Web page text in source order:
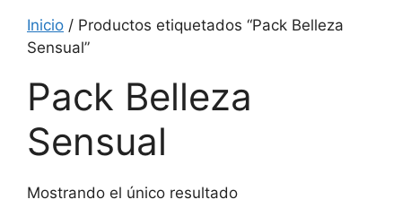
Inicio / Productos etiquetados “Pack Belleza
Sensual”
Pack Belleza
Sensual
Mostrando el único resultado